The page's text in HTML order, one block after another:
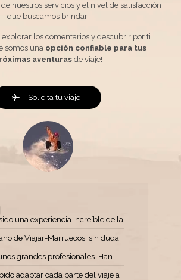
nuestros servicios y el nivel de satisfacción
que buscamos brindar.
explorar los comentarios y descubrir por ti
somos una opción confiable para tus
aventurasde viaje!
Solicita tu viaje
una experiencia increíble de la
de Viajar-Marruecos, sin duda
grandes profesionales. Han
adaptar cada parte del viaje a